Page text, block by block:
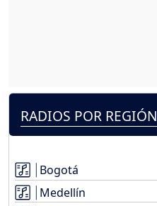
RADIOS POR REGIÓN
Bogotá
Medellín